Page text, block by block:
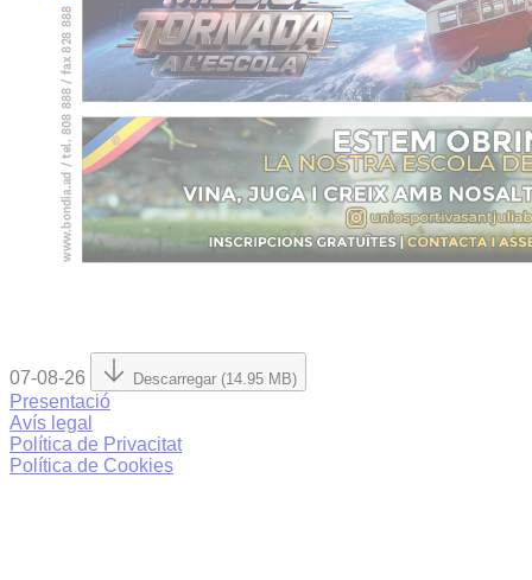
07-08-26 Descarregar (14.95 MB)
Presentació
Avís legal
Política de Privacitat
Política de Cookies